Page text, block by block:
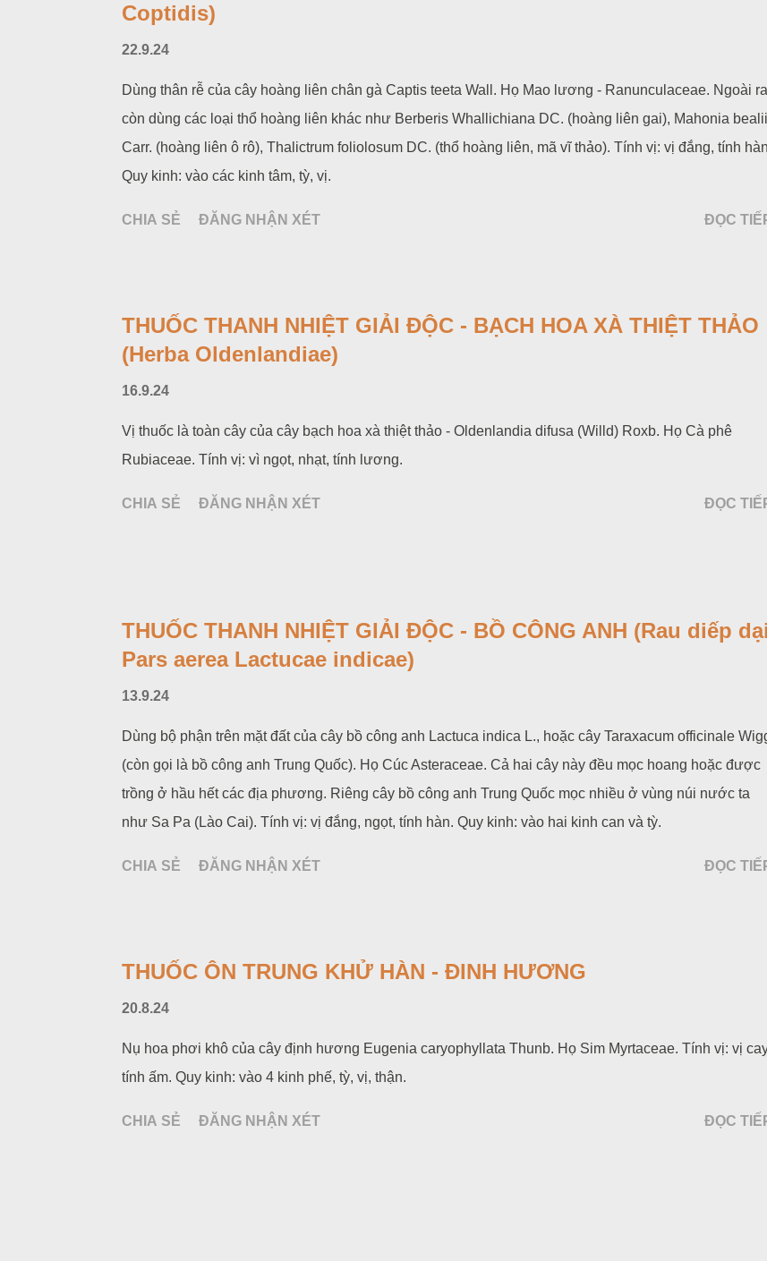
Coptidis)
22.9.24
Dùng thân rễ của cây hoàng liên chân gà Captis teeta Wall. Họ Mao lương - Ranunculaceae. Ngoài ra
còn dùng các loại thổ hoàng liên khác như Berberis Whallichiana DC. (hoàng liên gai), Mahonia bealii
Carr. (hoàng liên ô rô), Thalictrum foliolosum DC. (thổ hoàng liên, mã vĩ thảo). Tính vị: vị đắng, tính
Quy kinh: vào các kinh tâm, tỳ, vị.
CHIA SẺ ĐĂNG NHẬN XÉT ĐỌC
THUỐC THANH NHIỆT GIẢI ĐỘC - BẠCH HOA XÀ THIỆT THẢO
(Herba Oldenlandiae)
16.9.24
Vị thuốc là toàn cây của cây bạch hoa xà thiệt thảo - Oldenlandia difusa (Willd) Roxb. Họ Cà phê
Rubiaceae. Tính vị: vì ngọt, nhạt, tính lương.
CHIA SẺ ĐĂNG NHẬN XÉT ĐỌC
THUỐC THANH NHIỆT GIẢI ĐỘC - BỒ CÔNG ANH (Rau diếp
Pars aerea Lactucae indicae)
13.9.24
Dùng bộ phận trên mặt đất của cây bồ công anh Lactuca indica L., hoặc cây Taraxacum officinale
(còn gọi là bồ công anh Trung Quốc). Họ Cúc Asteraceae. Cả hai cây này đều mọc hoang hoặc được
trồng ở hầu hết các địa phương. Riêng cây bồ công anh Trung Quốc mọc nhiều ở vùng núi nước ta
như Sa Pa (Lào Cai). Tính vị: vị đắng, ngọt, tính hàn. Quy kinh: vào hai kinh can và tỳ.
CHIA SẺ ĐĂNG NHẬN XÉT ĐỌC
THUỐC ÔN TRUNG KHỬ HÀN - ĐINH HƯƠNG
20.8.24
Nụ hoa phơi khô của cây định hương Eugenia caryophyllata Thunb. Họ Sim Myrtaceae. Tính vị: vị
tính ấm. Quy kinh: vào 4 kinh phế, tỳ, vị, thận.
CHIA SẺ ĐĂNG NHẬN XÉT ĐỌC